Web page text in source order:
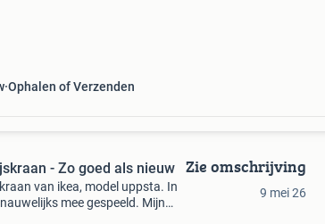
Ophalen of Verzenden
- Zo goed als nieuw
van ikea, model uppsta. In
mee gespeeld. Mijn
Zie omschrijving
9 mei 26